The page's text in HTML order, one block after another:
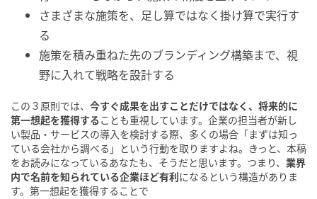
さまざまな施策を、足し算ではなく掛け算で実行す
る
施策を積み重ねた先のブランディング構築まで、視
野に入れて戦略を設計する
この３原則では、 今すぐ成果を出すことだけではなく、将来的に
第一想起を獲得することも重視しています。企業の担当者が新し
い製品・サービスの導入を検討する際、多くの場合「まずは知っ
ている会社から調べる」という行動を取りますよね。きっと、本稿
をお読みになっているあなたも、そうだと思います。つまり、 業界
内で名前を知られている企業ほど有利になるという構造がありま
す。第一想起を獲得することで